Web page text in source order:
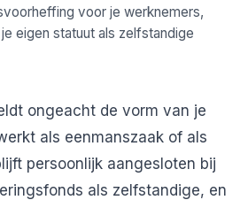
voor je werknemers,
eigen statuut als zelfstandige
ongeacht de vorm van je
als eenmanszaak of als
persoonlijk aangesloten bij
als zelfstandige, en